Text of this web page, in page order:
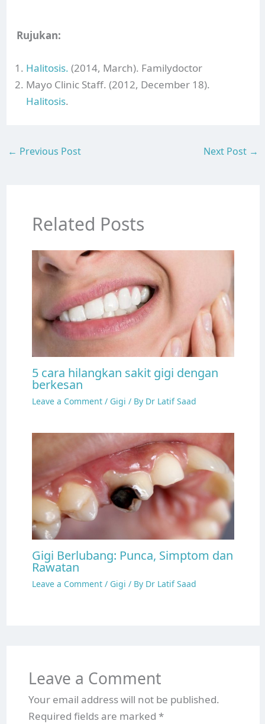
Rujukan:
Halitosis. (2014, March). Familydoctor
Mayo Clinic Staff. (2012, December 18).
Halitosis.
← Previous Post Next Post →
Related Posts
5 cara hilangkan sakit gigi dengan
berkesan
Leave a Comment / Gigi / By Dr Latif Saad
Gigi Berlubang: Punca, Simptom dan
Rawatan
Leave a Comment / Gigi / By Dr Latif Saad
Leave a Comment
Your email address will not be published.
Required fields are marked *